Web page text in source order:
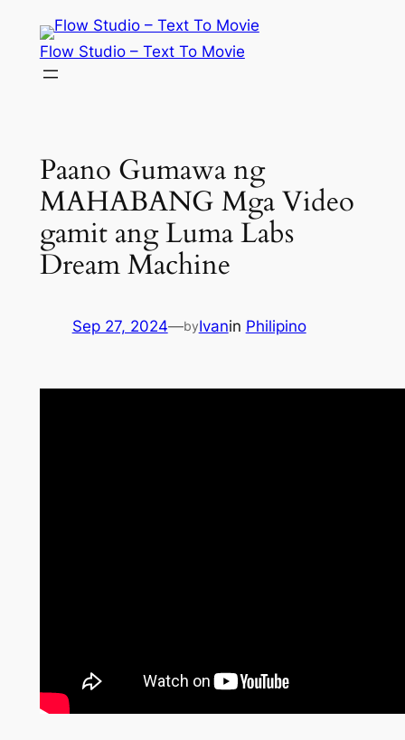
content
Flow Studio – Text To Movie
Paano Gumawa ng
MAHABANG Mga Video
gamit ang Luma Labs
Dream Machine
Sep 27, 2024—byIvanin Philipino